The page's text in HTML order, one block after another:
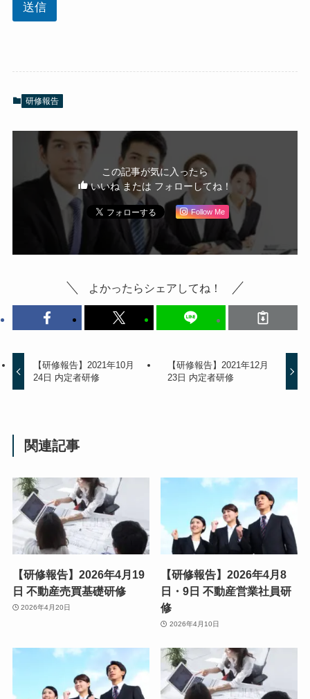
送信
研修報告
この記事が気に入ったら
いいね または フォローしてね！
Follow Me
よかったらシェアしてね！
【研修報告】2021年10月
24日 内定者研修
【研修報告】2021年12月
23日 内定者研修
関連記事
【研修報告】2026年4月19
日 不動産売買基礎研修
2026年4月20日
【研修報告】2026年4月8
日・9日 不動産営業社員研
修
2026年4月10日